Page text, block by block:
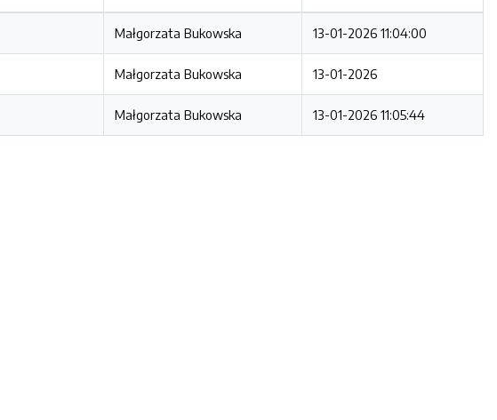
Małgorzata Bukowska 13-01-2026 11:04:00
Małgorzata Bukowska 13-01-2026
Małgorzata Bukowska 13-01-2026 11:05:44